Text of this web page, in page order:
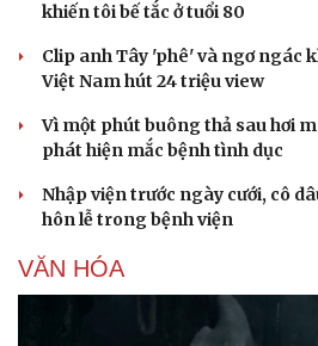
khiến tôi bế tắc ở tuổi 80
Clip anh Tây 'phê' và ngơ ngác
Việt Nam hút 24 triệu view
Vì một phút buông thả sau hơi
phát hiện mắc bệnh tình dục
Nhập viện trước ngày cưới, cô
hôn lễ trong bệnh viện
VĂN HÓA